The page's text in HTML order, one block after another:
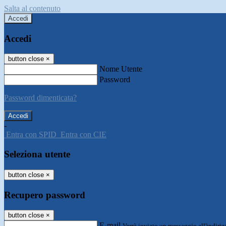
Salta al contenuto
Accedi
Accedi
button close ×
Nome Utente
Password
Password dimenticata?
-
Entra con SPID Entra con CIE
Seleziona utente
button close ×
Recupero password
button close ×